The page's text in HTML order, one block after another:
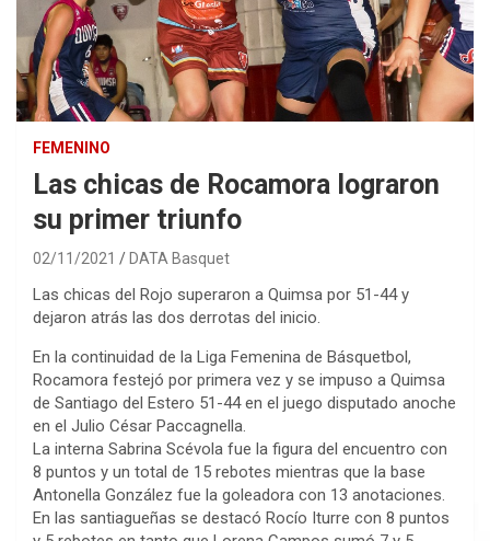
FEMENINO
Las chicas de Rocamora lograron
su primer triunfo
02/11/2021 DATA Basquet
Las chicas del Rojo superaron a Quimsa por 51-44 y
dejaron atrás las dos derrotas del inicio.
En la continuidad de la Liga Femenina de Básquetbol,
Rocamora festejó por primera vez y se impuso a Quimsa
de Santiago del Estero 51-44 en el juego disputado anoche
en el Julio César Paccagnella.
La interna Sabrina Scévola fue la figura del encuentro con
8 puntos y un total de 15 rebotes mientras que la base
Antonella González fue la goleadora con 13 anotaciones.
En las santiagueñas se destacó Rocío Iturre con 8 puntos